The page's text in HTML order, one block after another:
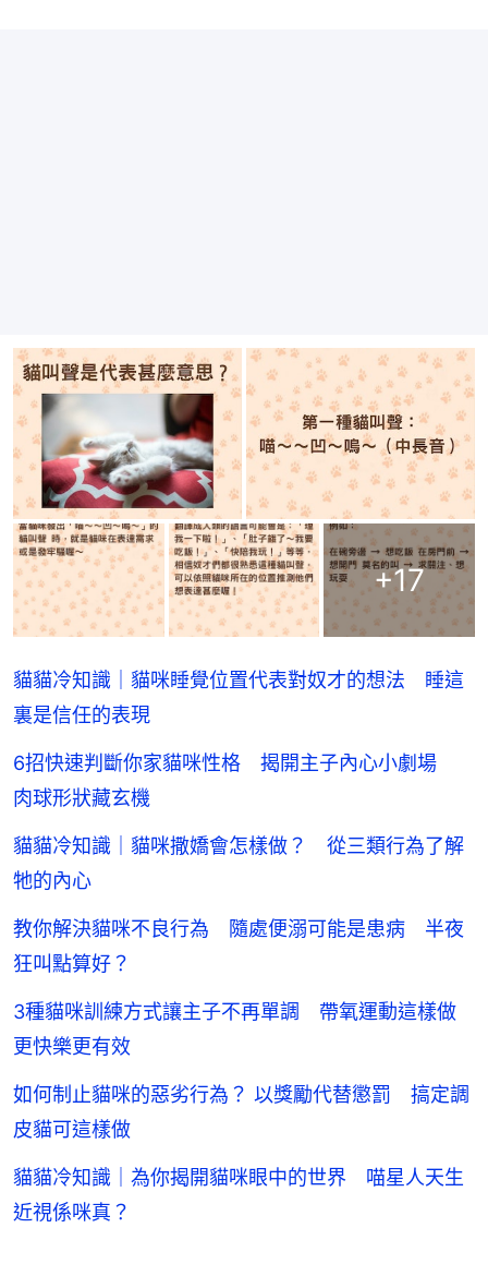
+17
貓貓冷知識｜貓咪睡覺位置代表對奴才的想法 睡這
裏是信任的表現
6招快速判斷你家貓咪性格 揭開主子內心小劇場
肉球形狀藏玄機
貓貓冷知識｜貓咪撒嬌會怎樣做？ 從三類行為了解
牠的內心
教你解決貓咪不良行為 隨處便溺可能是患病 半夜
狂叫點算好？
3種貓咪訓練方式讓主子不再單調 帶氧運動這樣做
更快樂更有效
如何制止貓咪的惡劣行為？ 以獎勵代替懲罰 搞定調
皮貓可這樣做
貓貓冷知識｜為你揭開貓咪眼中的世界 喵星人天生
近視係咪真？